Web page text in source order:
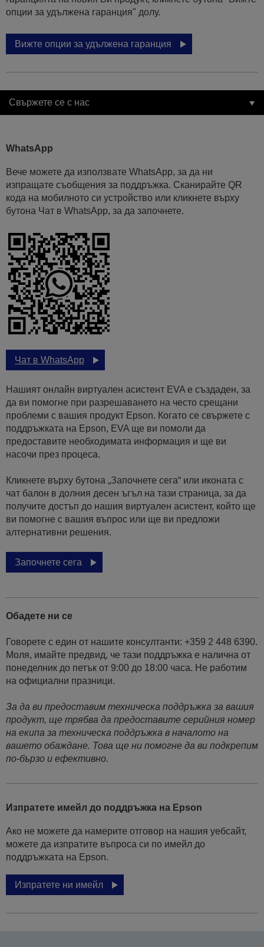
опции за удължена гаранция" долу.
Вижте опции за удължена гаранция
Свържете се с нас
WhatsApp
Вече можете да използвате WhatsApp, за да ни
изпращате съобщения за поддръжка. Сканирайте QR
кода на мобилното си устройство или кликнете върху
бутона Чат в WhatsApp, за да започнете.
Чат в WhatsApp
Нашият онлайн виртуален асистент EVA е създаден, за
да ви помогне при разрешаването на често срещани
проблеми с вашия продукт Epson. Когато се свържете с
поддръжката на Epson, EVA ще ви помоли да
предоставите необходимата информация и ще ви
насочи през процеса.
Кликнете върху бутона „Започнете сега“ или иконата с
чат балон в долния десен ъгъл на тази страница, за да
получите достъп до нашия виртуален асистент, който ще
ви помогне с вашия въпрос или ще ви предложи
алтернативни решения.
Започнете сега
Обадете ни се
Говорете с един от нашите консултанти: +359 2 448 6390.
Моля, имайте предвид, че тази поддръжка е налична от
понеделник до петък от 9:00 до 18:00 часа. Не работим
на официални празници.
За да ви предоставим техническа поддръжка за вашия
продукт, ще трябва да предоставите серийния номер
на екипа за техническа поддръжка в началото на
вашето обаждане. Това ще ни помогне да ви подкрепим
по-бързо и ефективно.
Изпратете имейл до поддръжка на Epson
Ако не можете да намерите отговор на нашия уебсайт,
можете да изпратите въпроса си по имейл до
поддръжката на Epson.
Изпратете ни имейл